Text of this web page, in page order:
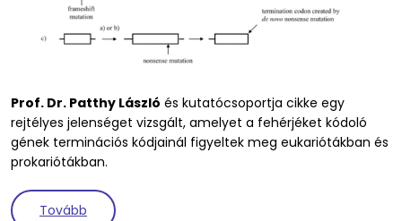
Prof. Dr. Patthy László és kutatócsoportja cikke egy
rejtélyes jelenséget vizsgált, amelyet a fehérjéket kódoló
gének terminációs kódjainál figyeltek meg eukariótákban és
prokariótákban.
Tovább (A fehérjék terminációs kodonjainak evolúciója